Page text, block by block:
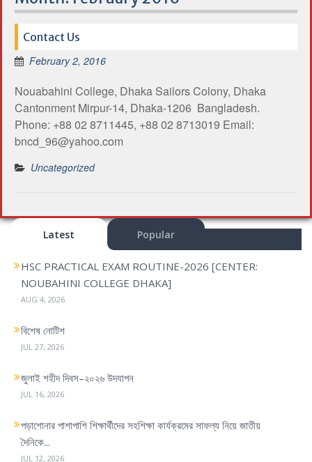
Contact Us
February 2, 2016
Nouabahini College, Dhaka Sailors Colony, Dhaka
Cantonment Mirpur-14, Dhaka-1206 Bangladesh.
Phone: +88 02 8711445, +88 02 8713019 Email:
bncd_96@yahoo.com
Uncategorized
Latest Popular
HSC PRACTICAL EXAM ROUTINE-2026 [CENTER:
NOUBAHINI COLLEGE DHAKA]
AUG 4, 2026
বিশেষ নোটিশ
JUL 27, 2026
জুলাই শহীদ দিবস–২০২৬ উদযাপন
JUL 16, 2026
পড়াশোনার পাশাপাশি শিক্ষার্থীদের সহশিক্ষা কার্যক্রমের সাফল্য নিয়ে জাতীয়
দৈনিকে...
JUL 12, 2026